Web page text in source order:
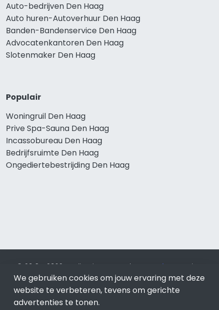
Auto-bedrijven Den Haag
Auto huren-Autoverhuur Den Haag
Banden-Bandenservice Den Haag
Advocatenkantoren Den Haag
Slotenmaker Den Haag
Populair
Woningruil Den Haag
Prive Spa-Sauna Den Haag
Incassobureau Den Haag
Bedrijfsruimte Den Haag
Ongediertebestrijding Den Haag
© 2019 - 2026 Realisatie en SEO door SEO-bureau
Lion
Internet. Betaal alleen voor bewezen resultaten?SEO
optimalisatie No Cure No Pay.Den Haag is onderdeel van
Lion Internet.
We gebruiken cookies om jouw ervaring met deze
website te verbeteren, tevens om gerichte
advertenties te tonen.